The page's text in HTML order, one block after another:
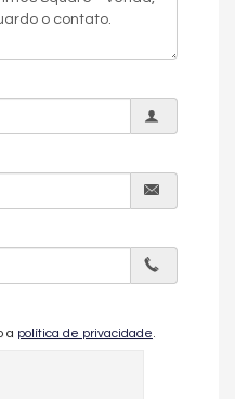
Interno de TV e Senhas para
a política de privacidade